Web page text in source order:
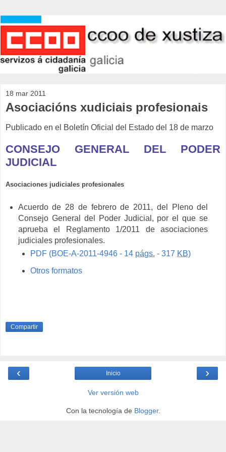
18 mar 2011
Asociacións xudiciais profesionais
Publicado en el Boletín Oficial del Estado del 18 de marzo
CONSEJO GENERAL DEL PODER
JUDICIAL
Asociaciones judiciales profesionales
Acuerdo de 28 de febrero de 2011, del Pleno del
Consejo General del Poder Judicial, por el que se
aprueba el Reglamento 1/2011 de asociaciones
judiciales profesionales.
PDF (BOE-A-2011-4946 - 14 págs. - 317 KB)
Otros formatos
Compartir
‹ ›
Inicio
Ver versión web
Con la tecnología de Blogger.